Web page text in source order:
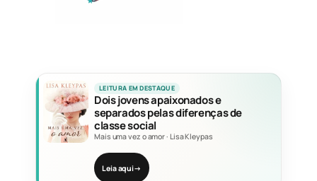
LEITURA EM DESTAQUE
Dois jovens apaixonados e
separados pelas diferenças de
classe social
Mais uma vez o amor· Lisa Kleypas
Leia aqui→